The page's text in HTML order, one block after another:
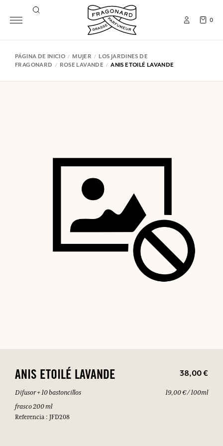
0
PÁGINA DE INICIO MUJER
LOS JARDINES DE
FRAGONARD
ROSE LAVANDE ANIS ETOILÉ LAVANDE
ANIS ETOILÉ LAVANDE 38,00 €
Difusor + 10 bastoncillos
frasco 200 ml
Referencia : JFD208
19,00 € / 100ml